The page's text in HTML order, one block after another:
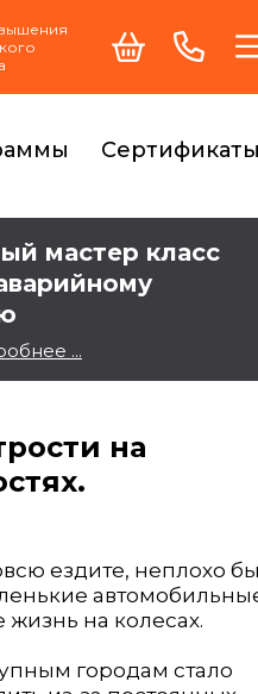
мастер класс
...
на
ездите, неплохо
на колесах.
городам стало